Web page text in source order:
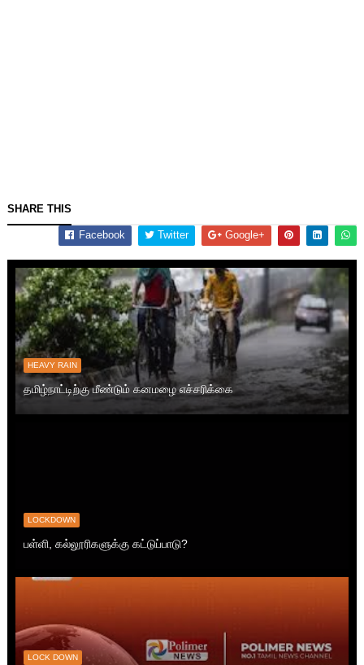
SHARE THIS
Facebook Twitter Google+
HEAVY RAIN
தமிழ்நாட்டிற்கு மீண்டும் கனமழை எச்சரிக்கை
LOCKDOWN
பள்ளி, கல்லூரிகளுக்கு கட்டுப்பாடு?
LOCK DOWN